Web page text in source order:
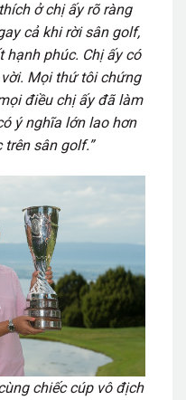
ở chị ấy rõ ràng
cả khi rời sân golf,
hạnh phúc. Chị ấy có
Mọi thứ tôi chứng
điều chị ấy đã làm
ý nghĩa lớn lao hơn
sân golf.”
chiếc cúp vô địch